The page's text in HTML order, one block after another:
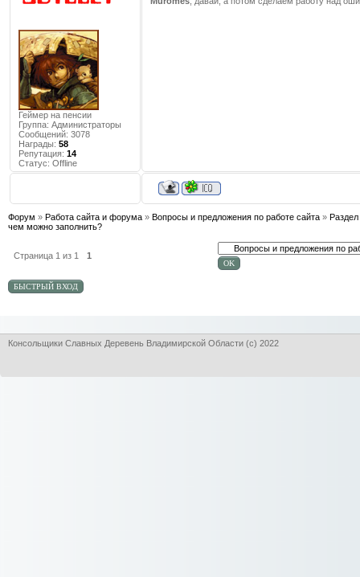
Геймер на пенсии
Группа: Администраторы
Сообщений: 3078
Награды: 58
Репутация: 14
Статус: Offline
Форум » Работа сайта и форума » Вопросы и предложения по работе сайта »
чем можно заполнить?
Страница 1 из 1 1
Консольщики Славных Деревень Владимирской Области (с) 2022